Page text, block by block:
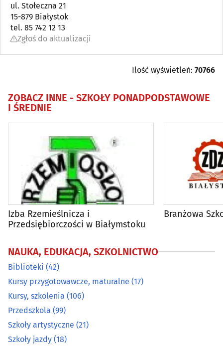
Przedszkola(99)
Szkoły artystyczne
Szkoły jazdy(18)
Szkoły podstawowe
Szkoły ponadpodstawowe i średnie
Szkoły tańca (11)
Szkoły wyższe (29)
ul. Stołeczna 21
15-879 Białystok
tel. 85 742 12 13
Zgłoś do aktualizacji
Ilość wyświetleń: 70766
ZOBACZ INNE - SZKOŁY PONADPODSTAWOWE
I ŚREDNIE
Izba Rzemieślnicza i
Przedsiębiorczości w Białymstoku
Branżowa
NAUKA, EDUKACJA, SZKOLNICTWO
Biblioteki (42)
Kursy przygotowawcze, maturalne (17)
Kursy, szkolenia (106)
Przedszkola (99)
Szkoły artystyczne (21)
Szkoły jazdy (18)